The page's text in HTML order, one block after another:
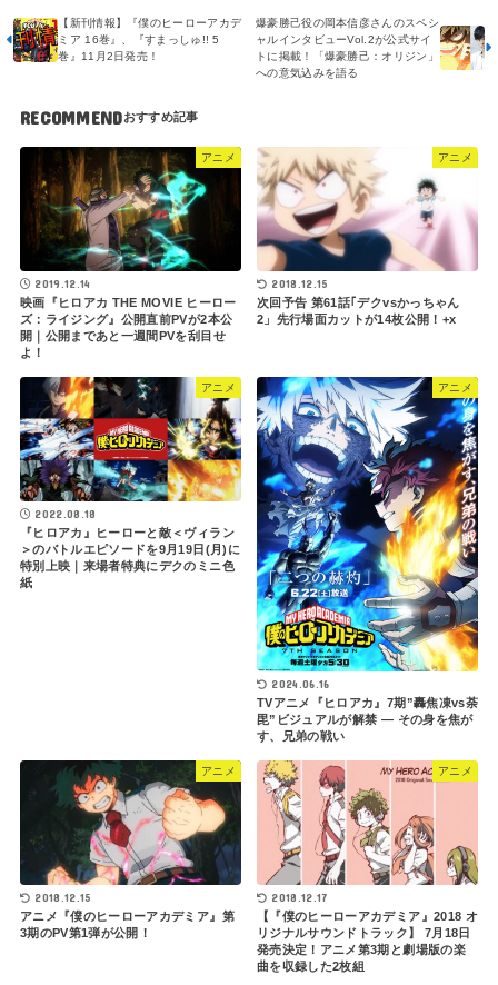
爆豪勝己役の岡本信彦さんのスペシ
ャルインタビューVol.2が公式サイ
トに掲載！「爆豪勝己：オリジン」
への意気込みを語る
【新刊情報】『僕のヒーローアカデ
ミア 16巻』、『すまっしゅ!! 5
巻』11月2日発売！
RECOMMEND
アニメ
2019.12.14
映画『ヒロアカ THE MOVIE ヒーロー
ズ：ライジング』公開直前PVが2本公
開｜公開まであと一週間PVを刮目せ
よ！
アニメ
2018.12.15
次回予告 第61話｢デクvsかっちゃん
2」先行場面カットが14枚公開！+x
アニメ
2022.08.18
『ヒロアカ』ヒーローと敵＜ヴィラン
＞のバトルエピソードを9月19日(月)に
特別上映｜来場者特典にデクのミニ色
紙
アニメ
2024.06.16
TVアニメ『ヒロアカ』7期”轟焦凍vs荼
毘”ビジュアルが解禁 ― その身を焦が
す、兄弟の戦い
アニメ
2018.12.15
アニメ『僕のヒーローアカデミア』第
3期のPV第1弾が公開！
アニメ
2018.12.17
【『僕のヒーローアカデミア』2018 オ
リジナルサウンドトラック】 7月18日
発売決定！アニメ第3期と劇場版の楽
曲を収録した2枚組